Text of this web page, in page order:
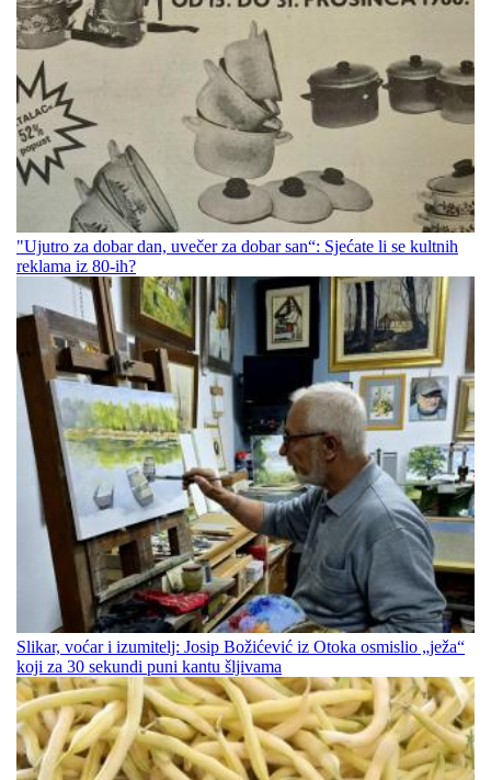
"Ujutro za dobar dan, uvečer za dobar san“: Sjećate li se kultnih
reklama iz 80-ih?
Slikar, voćar i izumitelj: Josip Božićević iz Otoka osmislio „ježa“
koji za 30 sekundi puni kantu šljivama